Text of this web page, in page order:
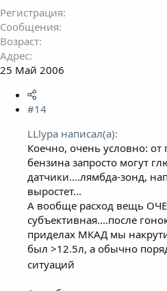
Регистрация
Сообщения
Возраст
Адрес
25 Май 2006
#14
LLlypa написал(а):
Коечно, очень условно:
бензина запросто могут
датчики....лямбда-зонд,
выростет...
А вообще расход вещь
субъективная....после
приделах МКАД мы
был >12.5л, а обычно
ситуаций